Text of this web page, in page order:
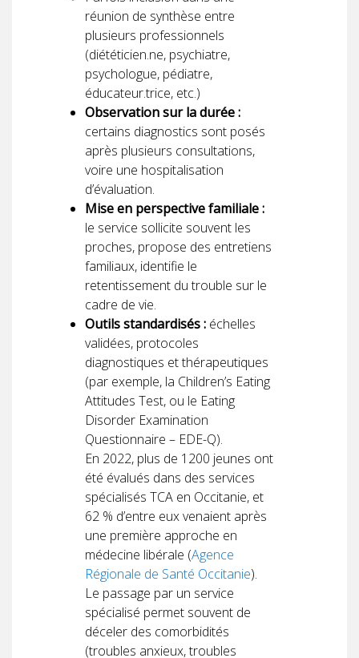
réunion de synthèse entre
plusieurs professionnels
(diététicien.ne, psychiatre,
psychologue, pédiatre,
éducateur.trice, etc.)
Observation sur la durée :
certains diagnostics sont posés
après plusieurs consultations,
voire une hospitalisation
d’évaluation.
Mise en perspective familiale :
le service sollicite souvent les
proches, propose des entretiens
familiaux, identifie le
retentissement du trouble sur le
cadre de vie.
Outils standardisés : échelles
validées, protocoles
diagnostiques et thérapeutiques
(par exemple, la Children’s Eating
Attitudes Test, ou le Eating
Disorder Examination
Questionnaire – EDE-Q).
En 2022, plus de 1200 jeunes ont
été évalués dans des services
spécialisés TCA en Occitanie, et
62 % d’entre eux venaient après
une première approche en
médecine libérale (Agence
Régionale de Santé Occitanie).
Le passage par un service
spécialisé permet souvent de
déceler des comorbidités
(troubles anxieux, troubles